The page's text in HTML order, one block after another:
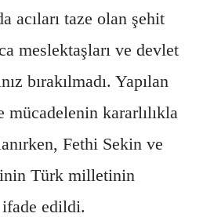
acıları taze olan şehit
meslektaşları ve devlet
bırakılmadı. Yapılan
mücadelenin kararlılıkla
Fethi Sekin ve
Türk milletinin
ifade edildi.